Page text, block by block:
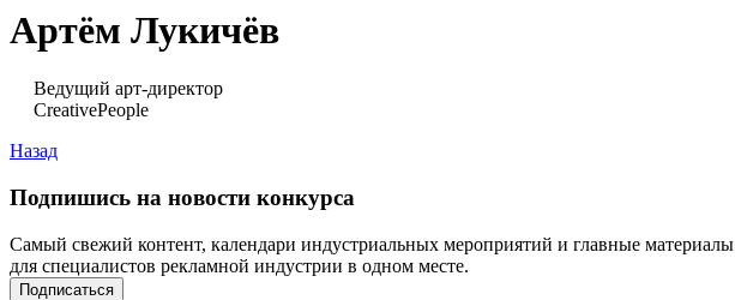
Артём Лукичёв
Ведущий арт-директор
CreativePeople
Назад
Подпишись на новости конкурса
Самый свежий контент, календари индустриальных мероприятий и главные материалы
для специалистов рекламной индустрии в одном месте.
Подписаться